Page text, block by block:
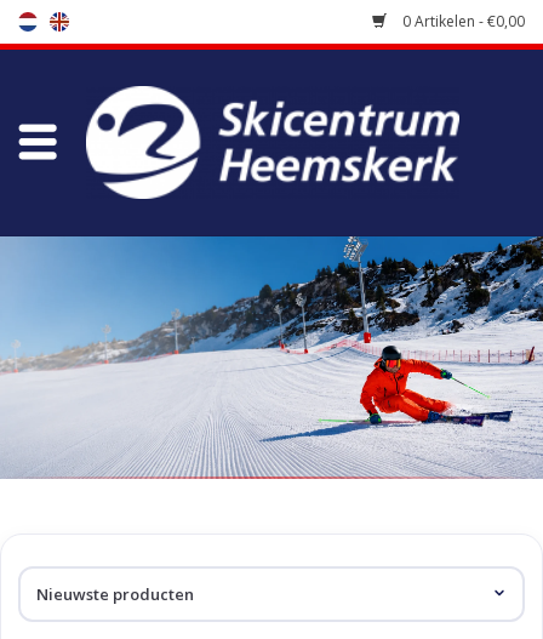
0 Artikelen - €0,00
Winkel
Onderhoud
Koopgidsen
Producten getagd met
panter